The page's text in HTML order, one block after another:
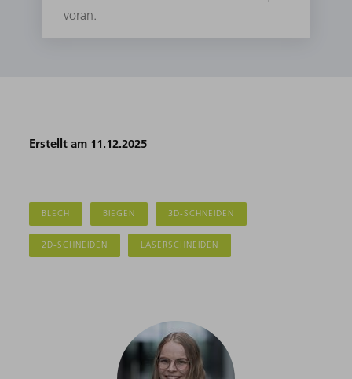
voran.
Erstellt am 11.12.2025
BLECH BIEGEN 3D-SCHNEIDEN
2D-SCHNEIDEN LASERSCHNEIDEN